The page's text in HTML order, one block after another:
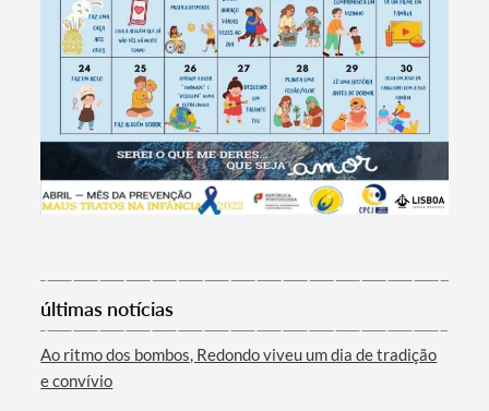
últimas notícias
Ao ritmo dos bombos, Redondo viveu um dia de tradição
e convívio